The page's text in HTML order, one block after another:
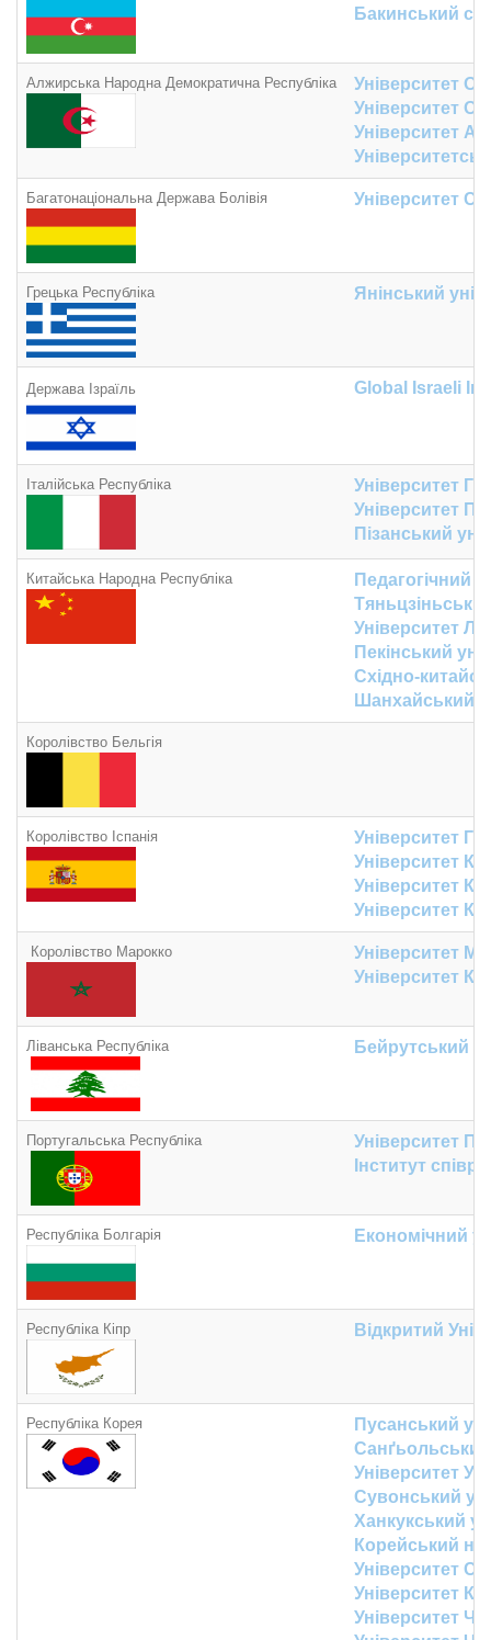
Бакинський
Алжирська Народна Демократична Республіка
Університет
Університет
Університет
Багатонаціональна Держава Болівія Університет
Грецька Республіка Янінський
Держава Ізраїль Global Israeli
Італійська Республіка
Університет
Університет
Пізанський
Китайська Народна Республіка
Педагогічний
Університет
Пекінський
Східно-
Шанхайський
Королівство Бельгія
Королівство Іспанія
Університет
Університет
Університет
Університет
Королівство Марокко
Університет
Університет
Ліванська Республіка Бейрутський
Португальська Республіка
Університет
Інститут
Республіка Болгарія Економічний
Республіка Кіпр Відкритий
Республіка Корея
Пусанський
Університет
Сувонський
Ханкукський
Корейський
Університет
Університет
Університет